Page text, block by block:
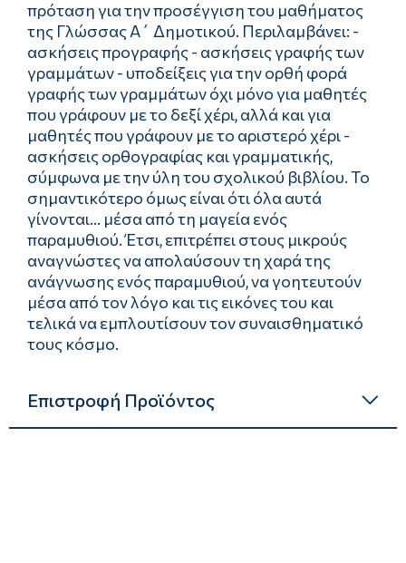
πρόταση για την προσέγγιση του µαθήµατος
της Γλώσσας Α΄ Δηµοτικού. Περιλαµβάνει: -
ασκήσεις προγραφής - ασκήσεις γραφής των
γραµµάτων - υποδείξεις για την ορθή φορά
γραφής των γραµµάτων όχι µόνο για µαθητές
που γράφουν µε το δεξί χέρι, αλλά και για
µαθητές που γράφουν µε το αριστερό χέρι -
ασκήσεις ορθογραφίας και γραμματικής,
σύµφωνα µε την ύλη του σχολικού βιβλίου. Το
σηµαντικότερο όµως είναι ότι όλα αυτά
γίνονται... µέσα από τη µαγεία ενός
παραµυθιού. Έτσι, επιτρέπει στους µικρούς
αναγνώστες να απολαύσουν τη χαρά της
ανάγνωσης ενός παραµυθιού, να γοητευτούν
µέσα από τον λόγο και τις εικόνες του και
τελικά να εµπλουτίσουν τον συναισθηµατικό
τους κόσµο.
Επιστροφή Προϊόντος